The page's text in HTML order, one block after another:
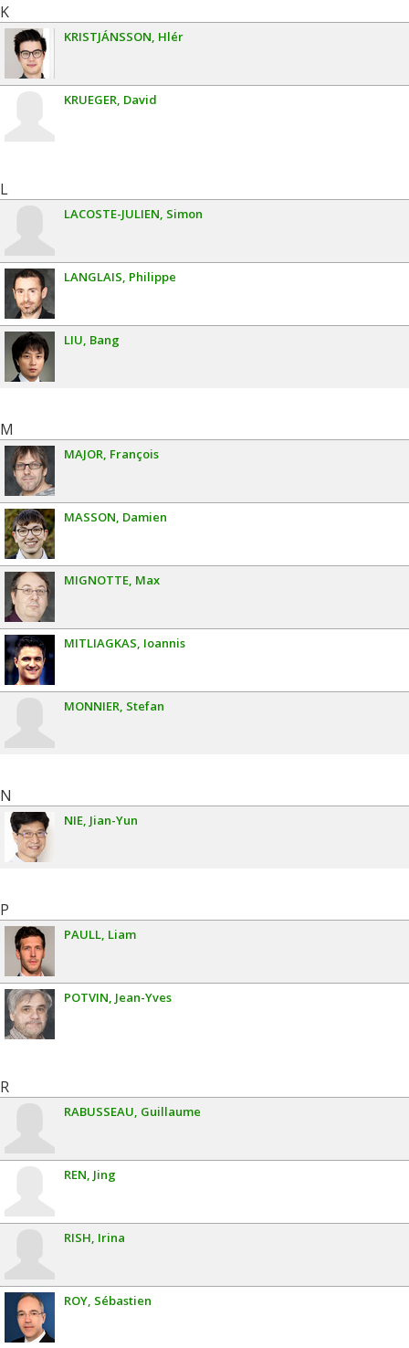
K
KRISTJÁNSSON Hlér
KRUEGER David
L
LACOSTE-JULIEN Simon
LANGLAIS Philippe
LIU Bang
M
MAJOR François
MASSON Damien
MIGNOTTE Max
MITLIAGKAS Ioannis
MONNIER Stefan
N
NIE Jian-Yun
P
PAULL Liam
POTVIN Jean-Yves
R
RABUSSEAU Guillaume
REN Jing
RISH Irina
ROY Sébastien